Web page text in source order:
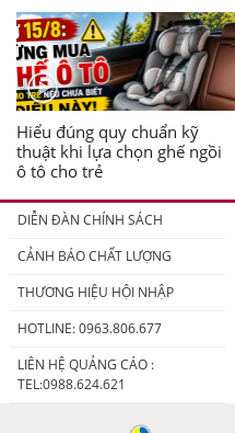
Hiểu đúng quy chuẩn kỹ
thuật khi lựa chọn ghế ngồi
ô tô cho trẻ
DIỄN ĐÀN CHÍNH SÁCH
CẢNH BÁO CHẤT LƯỢNG
THƯƠNG HIỆU HỘI NHẬP
HOTLINE: 0963.806.677
LIÊN HỆ QUẢNG CÁO :
TEL:0988.624.621